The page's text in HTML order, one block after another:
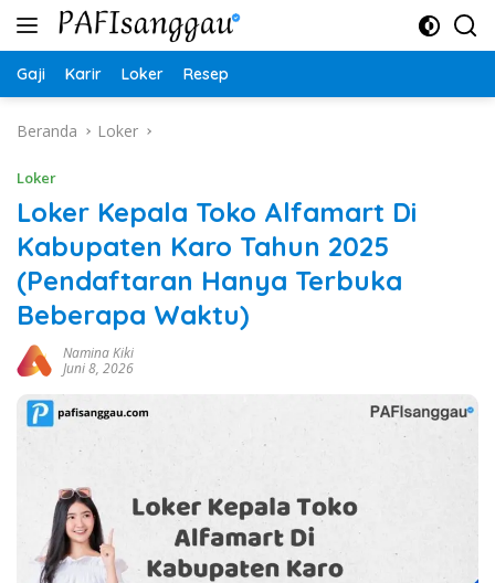
Langsung
Gaji Karir Loker Resep
Beranda Loker
Loker
Loker Kepala Toko Alfamart Di
Kabupaten Karo Tahun 2025
(Pendaftaran Hanya Terbuka
Beberapa Waktu)
Namina Kiki
Juni 8, 2026